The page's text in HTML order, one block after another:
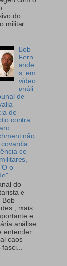
do
militar.
Bob
Fern
ande
s, em
vídeo
análi
de
de
contra
não
de
o
do
e
Bob
, mais
e
análise
entender
caos